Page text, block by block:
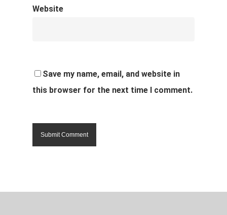
Website
Save my name, email, and website in
this browser for the next time I comment.